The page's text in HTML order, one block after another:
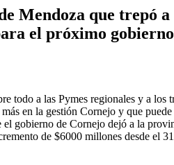
Mendoza que trepó
el próximo
todo a las Pymes regionales y a
en la gestión Cornejo y que
gobierno de Cornejo dejó a la
de $6000 millones desde